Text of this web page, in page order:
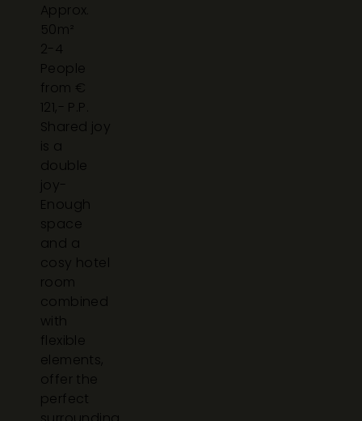
Approx.
50m²
2-4
People
from €
121,- P.P.
Shared joy
is a
double
joy-
Enough
space
and a
cosy hotel
room
combined
with
flexible
elements,
offer the
perfect